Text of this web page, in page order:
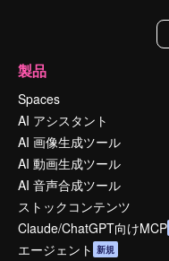
製品
Spaces
AI アシスタント
AI 画像生成ツール
AI 動画生成ツール
AI 音声合成ツール
ストックコンテンツ
Claude/ChatGPT向けMCP
エージェント 新規